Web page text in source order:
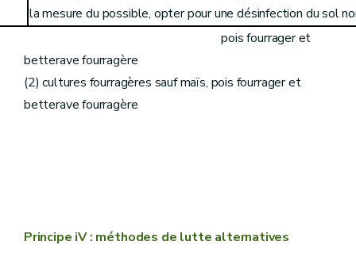
la mesure du possible, opter pour une désinfection du sol
(1) grandes cultures y compris maïs,pois fourrager et
betterave fourragère
(2) cultures fourragères sauf maïs, pois fourrager et
betterave fourragère
Principe iV : méthodes de lutte alternatives